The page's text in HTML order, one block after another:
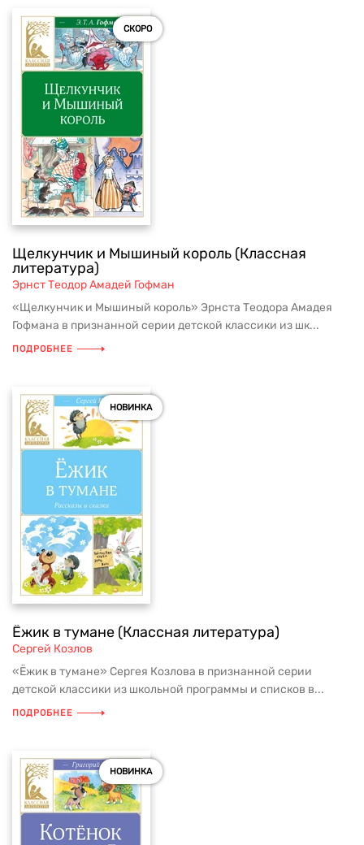
СКОРО
Щелкунчик и Мышиный король (Классная
литература)
Эрнст Теодор Амадей Гофман
«Щелкунчик и Мышиный король» Эрнста Теодора Амадея
Гофмана в признанной серии детской классики из шк...
ПОДРОБНЕЕ
НОВИНКА
Ёжик в тумане (Классная литература)
Сергей Козлов
«Ёжик в тумане» Сергея Козлова в признанной серии
детской классики из школьной программы и списков в...
ПОДРОБНЕЕ
НОВИНКА